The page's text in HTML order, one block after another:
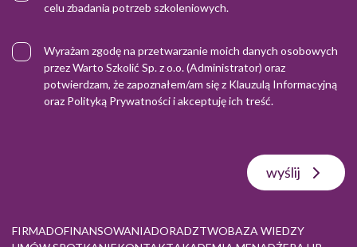
celu zbadania potrzeb szkoleniowych.
Wyrażam zgodę na przetwarzanie moich danych osobowych
przez Warto Szkolić Sp. z o.o. (Administrator) oraz
potwierdzam, że zapoznałem/am się z Klauzulą Informacyjną
oraz Polityką Prywatnościi akceptuję ich treść.
wyślij
FIRMADOFINANSOWANIADORADZTWOBAZA WIEDZY